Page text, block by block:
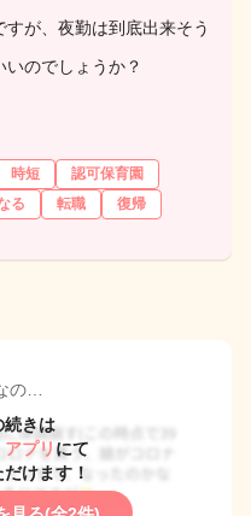
が、夜勤は到底出来そう
のでしょうか？
時短
認可保育園
る 転職
復帰
の…
続きは
プリ にて
けます！